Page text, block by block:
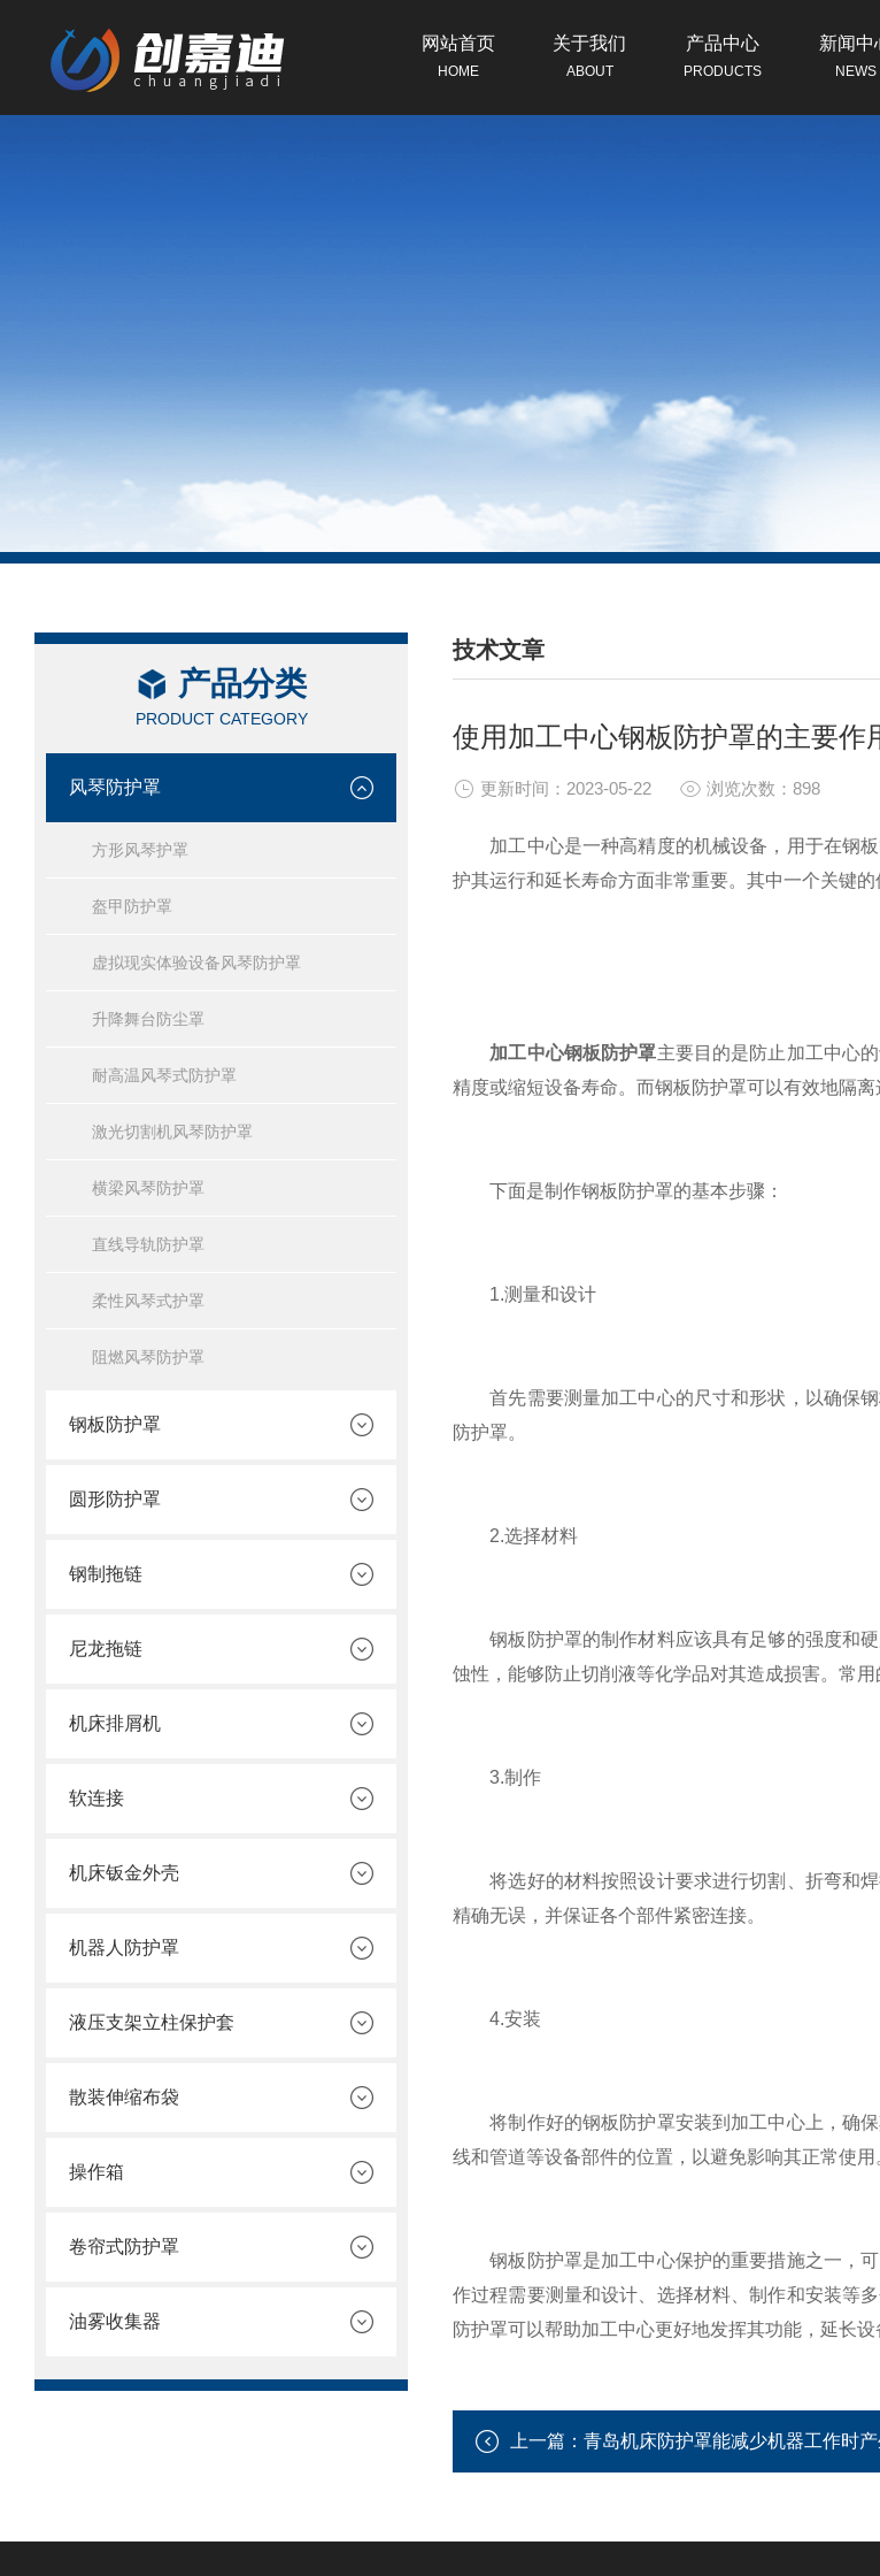
网站首页
HOME
关于我们
ABOUT
产品中心
PRODUCTS
新闻中
NEWS
产品分类
PRODUCT CATEGORY
风琴防护罩
方形风琴护罩
盔甲防护罩
虚拟现实体验设备风琴防护罩
升降舞台防尘罩
耐高温风琴式防护罩
激光切割机风琴防护罩
横梁风琴防护罩
直线导轨防护罩
柔性风琴式护罩
阻燃风琴防护罩
钢板防护罩
圆形防护罩
钢制拖链
尼龙拖链
机床排屑机
软连接
机床钣金外壳
机器人防护罩
液压支架立柱保护套
散装伸缩布袋
操作箱
卷帘式防护罩
油雾收集器
技术文章
/ TECHNICAL ARTICLES
使用加工中心钢板防护罩的主要作
更新时间：2023-05-22 浏览次数：898
加工中心是一种高精度的机械设备，用于在钢板
护其运行和延长寿命方面非常重要。其中一个关键的
加工中心钢板防护罩主要目的是防止加工中心
精度或缩短设备寿命。而钢板防护罩可以有效地隔
下面是制作钢板防护罩的基本步骤：
1.测量和设计
首先需要测量加工中心的尺寸和形状，以确保钢
防护罩。
2.选择材料
钢板防护罩的制作材料应该具有足够的强度和硬
蚀性，能够防止切削液等化学品对其造成损害。常用
3.制作
将选好的材料按照设计要求进行切割、折弯和焊
精确无误，并保证各个部件紧密连接。
4.安装
将制作好的钢板防护罩安装到加工中心上，确保
线和管道等设备部件的位置，以避免影响其正常使用
钢板防护罩是加工中心保护的重要措施之一，可
作过程需要测量和设计、选择材料、制作和安装等
防护罩可以帮助加工中心更好地发挥其功能，延长设
上一篇： 青岛机床防护罩能减少机器工作时产生的噪音对周